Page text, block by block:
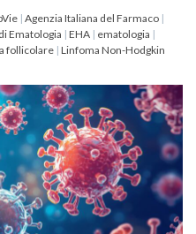
| Agenzia Italiana del Farmaco |
Ematologia | EHA | ematologia |
follicolare | Linfoma Non-Hodgkin